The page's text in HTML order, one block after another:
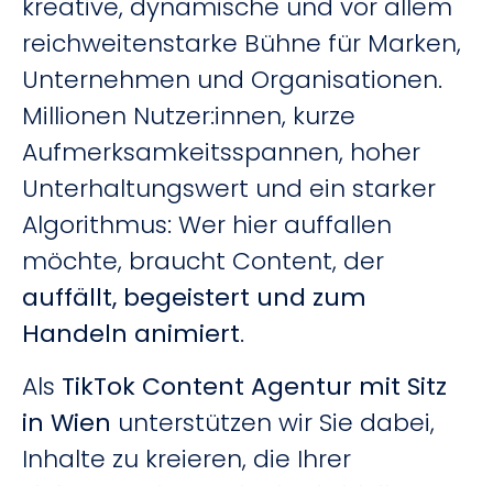
kreative, dynamische und vor allem
reichweitenstarke Bühne für Marken,
Unternehmen und Organisationen.
Millionen Nutzer:innen, kurze
Aufmerksamkeitsspannen, hoher
Unterhaltungswert und ein starker
Algorithmus: Wer hier auffallen
möchte, braucht Content, der
auffällt, begeistert und zum
Handeln animiert.
Als TikTok Content Agentur mit Sitz
in Wien unterstützen wir Sie dabei,
Inhalte zu kreieren, die Ihrer